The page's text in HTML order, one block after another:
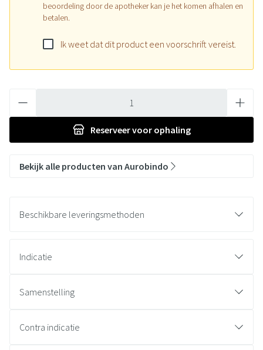
beoordeling door de apotheker kan je het komen afhalen en
betalen.
Ik weet dat dit product een voorschrift vereist.
Reserveervoor ophaling
Bekijk alle producten van Aurobindo
Beschikbare leveringsmethoden
Indicatie
Samenstelling
Contra indicatie